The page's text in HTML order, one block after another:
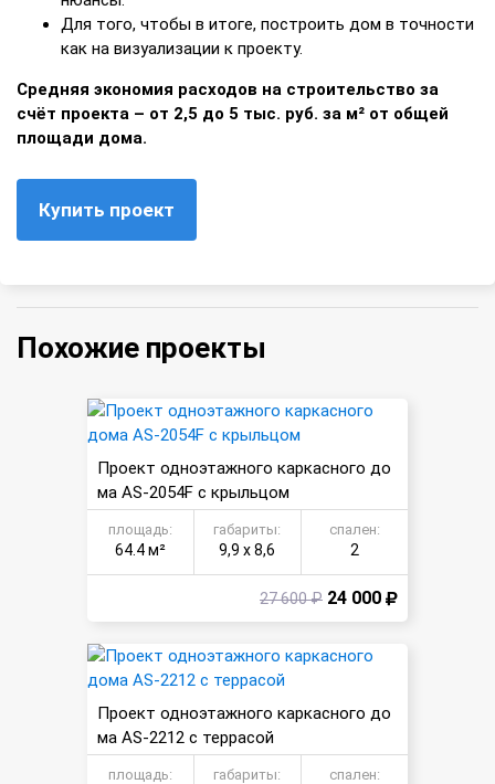
Для того, чтобы в итоге, построить дом в точности
как на визуализации к проекту.
Средняя экономия расходов на строительство за
счёт проекта – от 2,5 до 5 тыс. руб. за м² от общей
площади дома.
Купить проект
Похожие проекты
Проект одноэтажного каркасного до
ма AS-2054F с крыльцом
площадь:
64.4 м²
габариты:
9,9 х 8,6
спален:
2
27 600 ₽ 24 000
Проект одноэтажного каркасного до
ма AS-2212 с террасой
площадь: габариты: спален: